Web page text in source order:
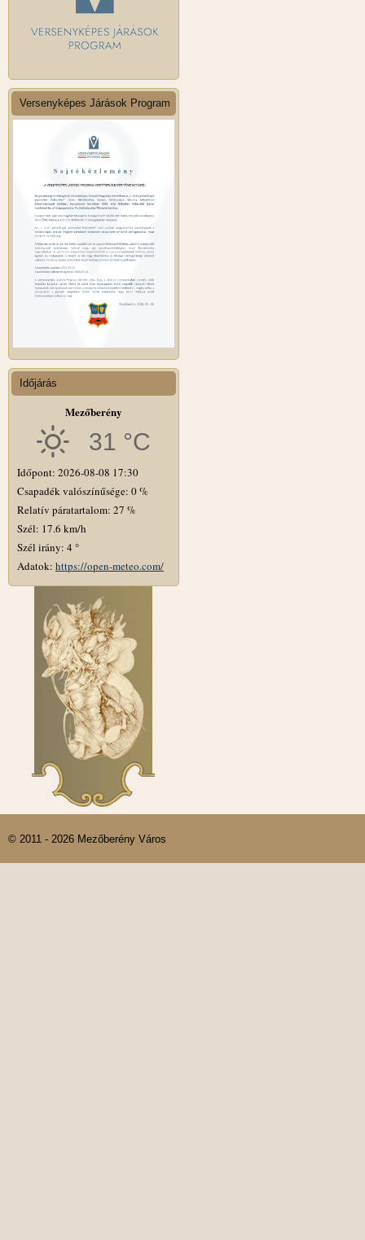
Versenyképes Járások Program
Időjárás
Mezőberény
31 °C
Időpont: 2026-08-08 17:30
Csapadék valószínűsége: 0 %
Relatív páratartalom: 27 %
Szél: 17.6 km/h
Szél irány: 4 °
Adatok: https://open-meteo.com/
© 2011 - 2026 Mezőberény Város